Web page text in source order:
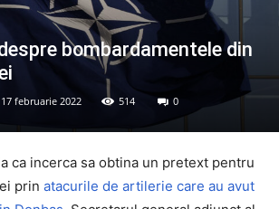
bombardamentele din
17 februarie 2022 514 0
ca incerca sa obtina un pretext pentru
prin atacurile de artilerie care au avut